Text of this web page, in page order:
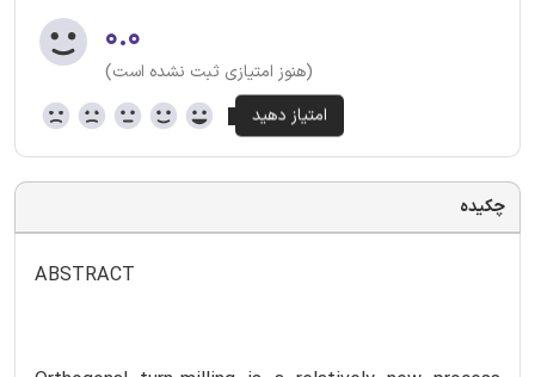
۰.۰
(هنوز امتیازی ثبت نشده است)
چکیده
ABSTRACT